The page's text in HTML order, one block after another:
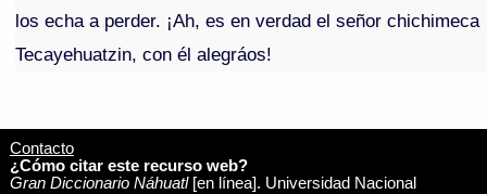
los echa a perder. ¡Ah, es en verdad el señor chichimeca
Tecayehuatzin, con él alegráos!
Contacto
¿Cómo citar este recurso web?
Gran Diccionario Náhuatl[en línea]. Universidad Nacional